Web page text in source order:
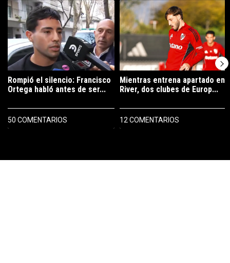
Un artículo de tendencia con el título "Rompió el silencio: Francisco
Rompió el silencio: Francisco
Ortega habló antes de ser...
50 COMENTARIOS
Un artículo de tendencia con el
Mientras entrena apartado en
River, dos clubes de Europ...
12 COMENTARIOS